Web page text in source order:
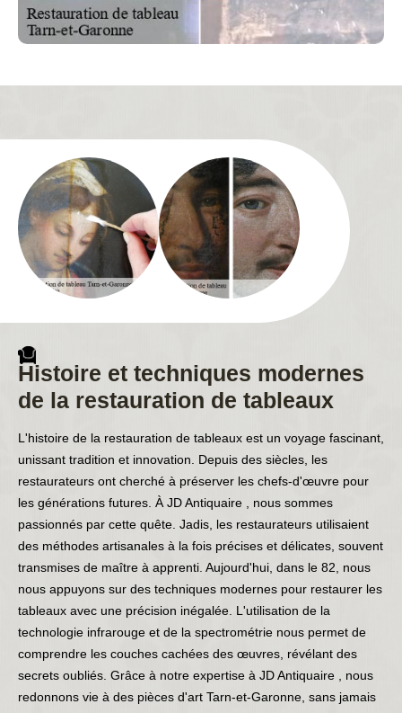
Histoire et techniques modernes
de la restauration de tableaux
L'histoire de la restauration de tableaux est un voyage fascinant,
unissant tradition et innovation. Depuis des siècles, les
restaurateurs ont cherché à préserver les chefs-d'œuvre pour
les générations futures. À JD Antiquaire , nous sommes
passionnés par cette quête. Jadis, les restaurateurs utilisaient
des méthodes artisanales à la fois précises et délicates, souvent
transmises de maître à apprenti. Aujourd'hui, dans le 82, nous
nous appuyons sur des techniques modernes pour restaurer les
tableaux avec une précision inégalée. L'utilisation de la
technologie infrarouge et de la spectrométrie nous permet de
comprendre les couches cachées des œuvres, révélant des
secrets oubliés. Grâce à notre expertise à JD Antiquaire , nous
redonnons vie à des pièces d'art Tarn-et-Garonne, sans jamais